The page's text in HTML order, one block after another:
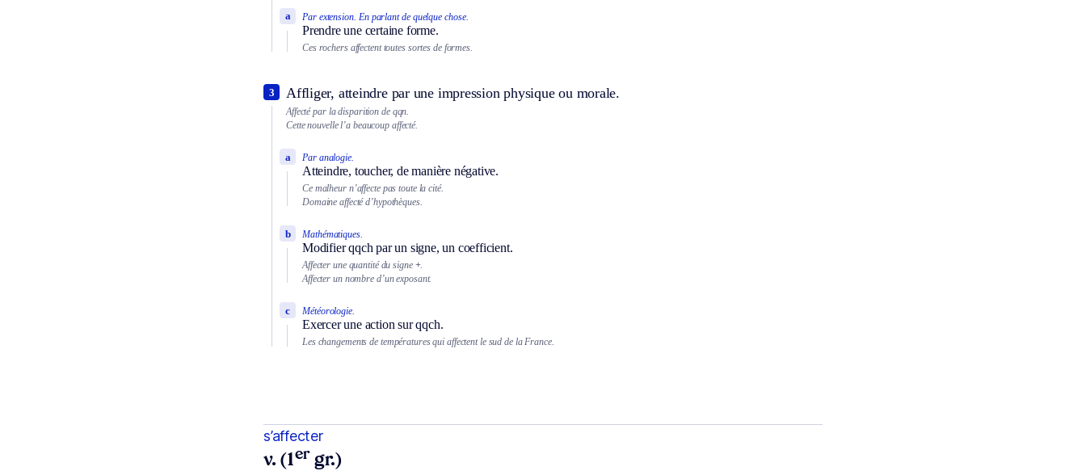
Par extension. En parlant de quelque chose.
Prendre une certaine forme.
a
Ces rochers affectent toutes sortes de formes.
Affliger, atteindre par une impression physique ou morale.
3
Affecté par la disparition de qqn.
Cette nouvelle l’a beaucoup affecté.
Par analogie.
Atteindre, toucher, de manière négative.
a
Ce malheur n’affecte pas toute la cité.
Domaine affecté d’hypothèques.
Mathématiques.
Modifier qqch par un signe, un coefficient.
b
Affecter une quantité du signe +.
Affecter un nombre d’un exposant.
Météorologie.
Exercer une action sur qqch.
c
Les changements de températures qui affectent le sud de la France.
s’affecter
v. (1er gr.)